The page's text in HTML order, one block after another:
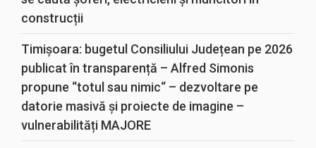
construcții
Timișoara: bugetul Consiliului Județean pe 2026
publicat în transparență – Alfred Simonis
propune “totul sau nimic“ – dezvoltare pe
datorie masivă și proiecte de imagine –
vulnerabilități MAJORE